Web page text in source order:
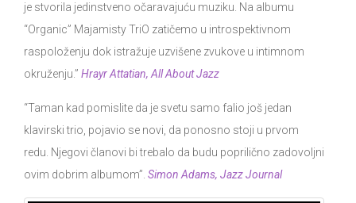
je stvorila jedinstveno očaravajuću muziku. Na albumu
“Organic” Majamisty TriO zatičemo u introspektivnom
raspoloženju dok istražuje uzvišene zvukove u intimnom
okruženju.” Hrayr Attatian, All About Jazz
“Taman kad pomislite da je svetu samo falio još jedan
klavirski trio, pojavio se novi, da ponosno stoji u prvom
redu. Njegovi članovi bi trebalo da budu poprilično zadovoljni
ovim dobrim albumom”. Simon Adams, Jazz Journal